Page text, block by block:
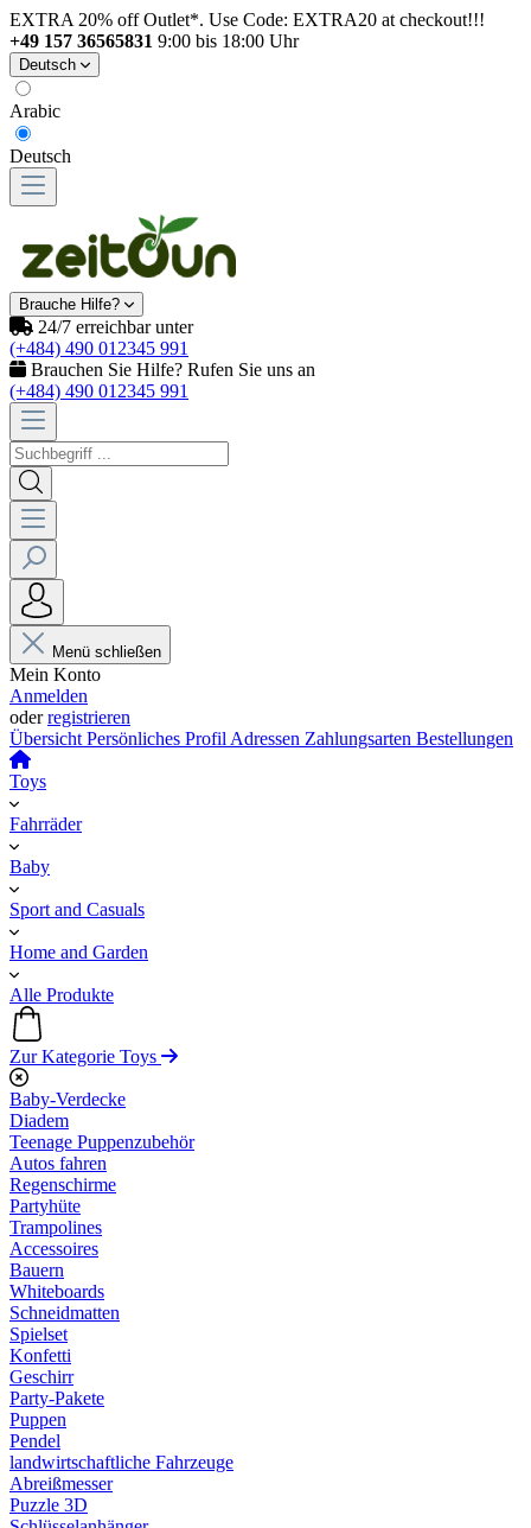
EXTRA 20% off Outlet*. Use Code: EXTRA20 at checkout!!!
+49 157 36565831 9:00 bis 18:00 Uhr
Deutsch
Arabic
Deutsch
Brauche Hilfe?
24/7 erreichbar unter
(+484) 490 012345 991
Brauchen Sie Hilfe? Rufen Sie uns an
(+484) 490 012345 991
Menü schließen
Mein Konto
Anmelden
oderregistrieren
Übersicht Persönliches Profil Adressen Zahlungsarten Bestellungen
Toys
Fahrräder
Baby
Sport and Casuals
Home and Garden
Alle Produkte
Zur Kategorie Toys
Baby-Verdecke
Diadem
Teenage Puppenzubehör
Autos fahren
Regenschirme
Partyhüte
Trampolines
Accessoires
Bauern
Whiteboards
Schneidmatten
Spielset
Konfetti
Geschirr
Party-Pakete
Puppen
Pendel
landwirtschaftliche Fahrzeuge
Abreißmesser
Puzzle 3D